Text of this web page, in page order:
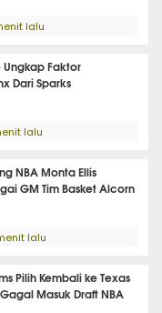
lalu
Faktor
Dari Sparks
lalu
NBA Monta Ellis
GM Tim Basket Alcorn
lalu
Pilih Kembali ke Texas
Masuk Draft NBA